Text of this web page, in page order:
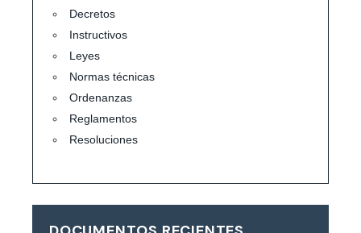
Decretos
Instructivos
Leyes
Normas técnicas
Ordenanzas
Reglamentos
Resoluciones